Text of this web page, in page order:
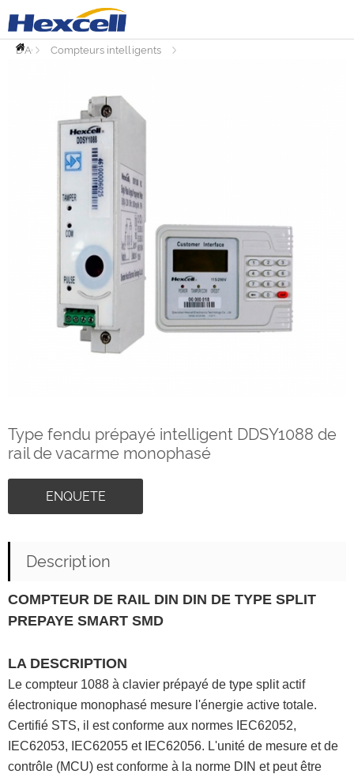
PAGE
D'ACCUEILCompteurs intelligents
Type fendu prépayé intelligent DDSY1088 de
rail de vacarme monophasé
ENQUETE
Description
COMPTEUR DE RAIL DIN DIN DE TYPE SPLIT
PREPAYE SMART SMD
LA DESCRIPTION
Le compteur 1088 à clavier prépayé de type split actif
électronique monophasé mesure l'énergie active totale.
Certifié STS, il est conforme aux normes IEC62052,
IEC62053, IEC62055 et IEC62056. L'unité de mesure et de
contrôle (MCU) est conforme à la norme DIN et peut être